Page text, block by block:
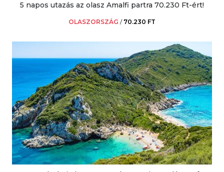
5 napos utazás az olasz Amalfi partra 70.230 Ft-ért!
OLASZORSZÁG / 70.230 FT